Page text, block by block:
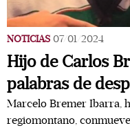
NOTICIAS 07/01/2024
Hijo de Carlos
palabras de
Marcelo Bremer Ibarra,
regiomontano,